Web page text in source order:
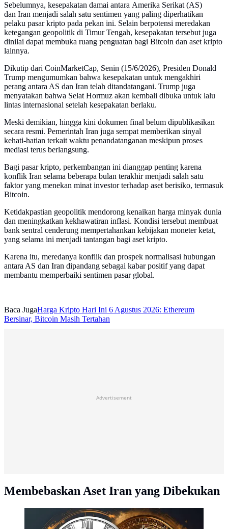
Sebelumnya, kesepakatan damai antara Amerika Serikat (AS)
dan Iran menjadi salah satu sentimen yang paling diperhatikan
pelaku pasar kripto pada pekan ini. Selain berpotensi meredakan
ketegangan geopolitik di Timur Tengah, kesepakatan tersebut juga
dinilai dapat membuka ruang penguatan bagi Bitcoin dan aset kripto
lainnya.
Dikutip dari CoinMarketCap, Senin (15/6/2026), Presiden Donald
Trump mengumumkan bahwa kesepakatan untuk mengakhiri
perang antara AS dan Iran telah ditandatangani. Trump juga
menyatakan bahwa Selat Hormuz akan kembali dibuka untuk lalu
lintas internasional setelah kesepakatan berlaku.
Meski demikian, hingga kini dokumen final belum dipublikasikan
secara resmi. Pemerintah Iran juga sempat memberikan sinyal
kehati-hatian terkait waktu penandatanganan meskipun proses
mediasi terus berlangsung.
Bagi pasar kripto, perkembangan ini dianggap penting karena
konflik Iran selama beberapa bulan terakhir menjadi salah satu
faktor yang menekan minat investor terhadap aset berisiko, termasuk
Bitcoin.
Ketidakpastian geopolitik mendorong kenaikan harga minyak dunia
dan meningkatkan kekhawatiran inflasi. Kondisi tersebut membuat
bank sentral cenderung mempertahankan kebijakan moneter ketat,
yang selama ini menjadi tantangan bagi aset kripto.
Karena itu, meredanya konflik dan prospek normalisasi hubungan
antara AS dan Iran dipandang sebagai kabar positif yang dapat
membantu memperbaiki sentimen pasar global.
Baca JugaHarga Kripto Hari Ini 6 Agustus 2026: Ethereum
Bersinar, Bitcoin Masih Tertahan
Advertisement
Membebaskan Aset Iran yang Dibekukan